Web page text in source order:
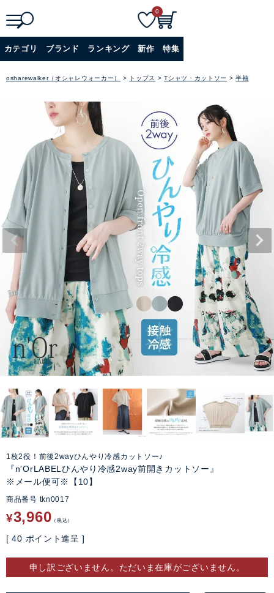
詳細検索
0
カテゴリ ブランド ランキング 新作 特集
osharewalker（オシャレウォーカー） トップス Tシャツ・カットソー 半袖
1枚2役！前後2wayひんやり冷感カットソー♪
『n'OrLABELひんやり冷感2way前開きカットソー』
※メール便可※【10】
商品番号 tkn0017
¥3,960 税込
[ 40 ポイント進呈 ]
申し訳ございません。ただいま在庫がございません。